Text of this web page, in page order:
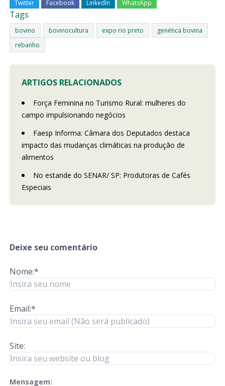
Twitter Facebook LinkedIn WhatsApp
Tags
bovino bovinocultura expo rio preto
genética bovina
rebanho
ARTIGOS RELACIONADOS
Força Feminina no Turismo Rural: mulheres do
campo impulsionando negócios
Faesp Informa: Câmara dos Deputados destaca
impacto das mudanças climáticas na produção de
alimentos
No estande do SENAR/ SP: Produtoras de Cafés
Especiais
Deixe seu comentário
Nome:*
Email:*
Site:
Mensagem:
check-terms